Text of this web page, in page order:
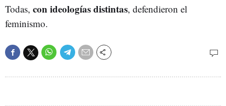
Todas, con ideologías distintas, defendieron el
feminismo.